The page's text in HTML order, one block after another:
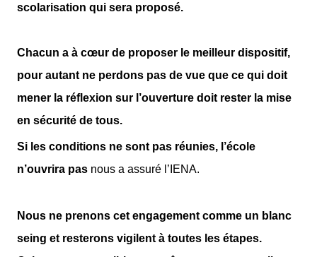
scolarisation qui sera proposé.
Chacun a à cœur de proposer le meilleur dispositif,
pour autant ne perdons pas de vue que ce qui doit
mener la réflexion sur l’ouverture doit rester la mise
en sécurité de tous.
Si les conditions ne sont pas réunies, l’école
n’ouvrira pas nous a assuré l’IENA.
Nous ne prenons cet engagement comme un blanc
seing et resterons vigilent à toutes les étapes.